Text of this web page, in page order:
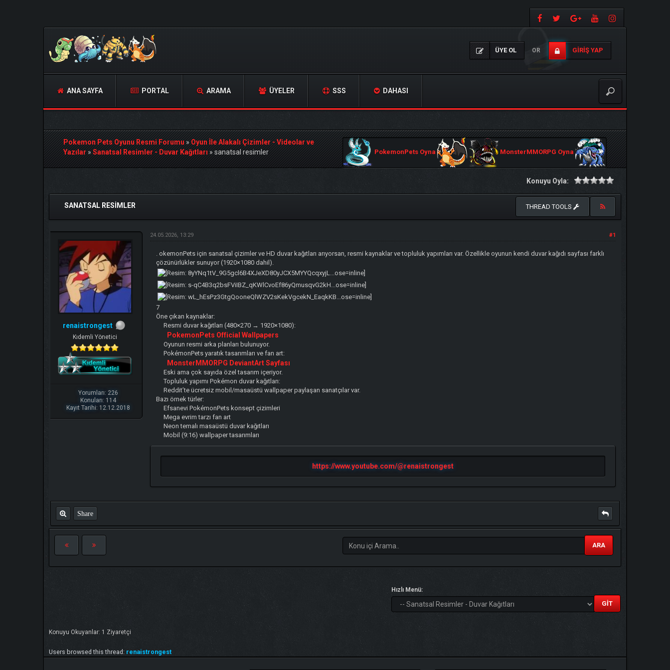
ÜYE OL OR GIRIŞ YAP
ANA SAYFA PORTAL ARAMA ÜYELER SSS DAHASI
Pokemon Pets Oyunu Resmi Forumu»Oyun İle Alakalı Çizimler - Videolar ve
Yazılar»Sanatsal Resimler - Duvar Kağıtları»sanatsal resimler PokemonPets Oyna MonsterMMORPG Oyna
Konuyu Oyla:
Derecelendirme: 0/5 - 0 oy
SANATSAL RESIMLER THREAD TOOLS
renaistrongest
Kıdemli Yönetici
Yorumları: 226
Konuları: 114
Kayıt Tarihi: 12.12.2018
#1
24.05.2026, 13:29
. okemonPets için sanatsal çizimler ve HD duvar kağıtları arıyorsan, resmi kaynaklar ve topluluk yapımları var. Özellikle oyunun kendi duvar kağıdı sayfası farklı
çözünürlükler sunuyor (1920×1080 dahil).
7
Öne çıkan kaynaklar:
Resmi duvar kağıtları (480×270 → 1920×1080):
PokemonPets Official Wallpapers
Oyunun resmi arka planları bulunuyor.
PokémonPets yaratık tasarımları ve fan art:
MonsterMMORPG DeviantArt Sayfası
Eski ama çok sayıda özel tasarım içeriyor.
Topluluk yapımı Pokémon duvar kağıtları:
Reddit’te ücretsiz mobil/masaüstü wallpaper paylaşan sanatçılar var.
Bazı örnek türler:
Efsanevi PokémonPets konsept çizimleri
Mega evrim tarzı fan art
Neon temalı masaüstü duvar kağıtları
Mobil (9:16) wallpaper tasarımları
https://www.youtube.com/@renaistrongest
Share
ARA
Hızlı Menü:
Konuyu Okuyanlar: 1 Ziyaretçi
Users browsed this thread: renaistrongest